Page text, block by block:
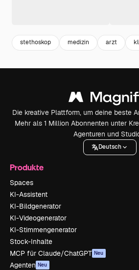
stethoskop medizin arzt
Die kreative Plattform, um deine beste
Mehr als 1 Million Abonnenten unter
Agenturen und
Deutsch
Produkte
Spaces
KI-Assistent
KI-Bildgenerator
KI-Videogenerator
KI-Stimmengenerator
Stock-Inhalte
MCP für Claude/ChatGPT Neu
Agenten Neu